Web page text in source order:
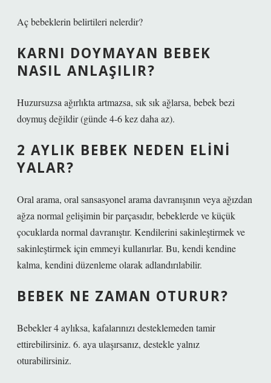
Aç bebeklerin belirtileri nelerdir?
KARNI DOYMAYAN BEBEK
NASIL ANLAŞILIR?
Huzursuzsa ağırlıkta artmazsa, sık sık ağlarsa, bebek bezi
doymuş değildir (günde 4-6 kez daha az).
2 AYLIK BEBEK NEDEN ELINI
YALAR?
Oral arama, oral sansasyonel arama davranışının veya ağızdan
ağza normal gelişimin bir parçasıdır, bebeklerde ve küçük
çocuklarda normal davranıştır. Kendilerini sakinleştirmek ve
sakinleştirmek için emmeyi kullanırlar. Bu, kendi kendine
kalma, kendini düzenleme olarak adlandırılabilir.
BEBEK NE ZAMAN OTURUR?
Bebekler 4 aylıksa, kafalarınızı desteklemeden tamir
ettirebilirsiniz. 6. aya ulaşırsanız, destekle yalnız
oturabilirsiniz.